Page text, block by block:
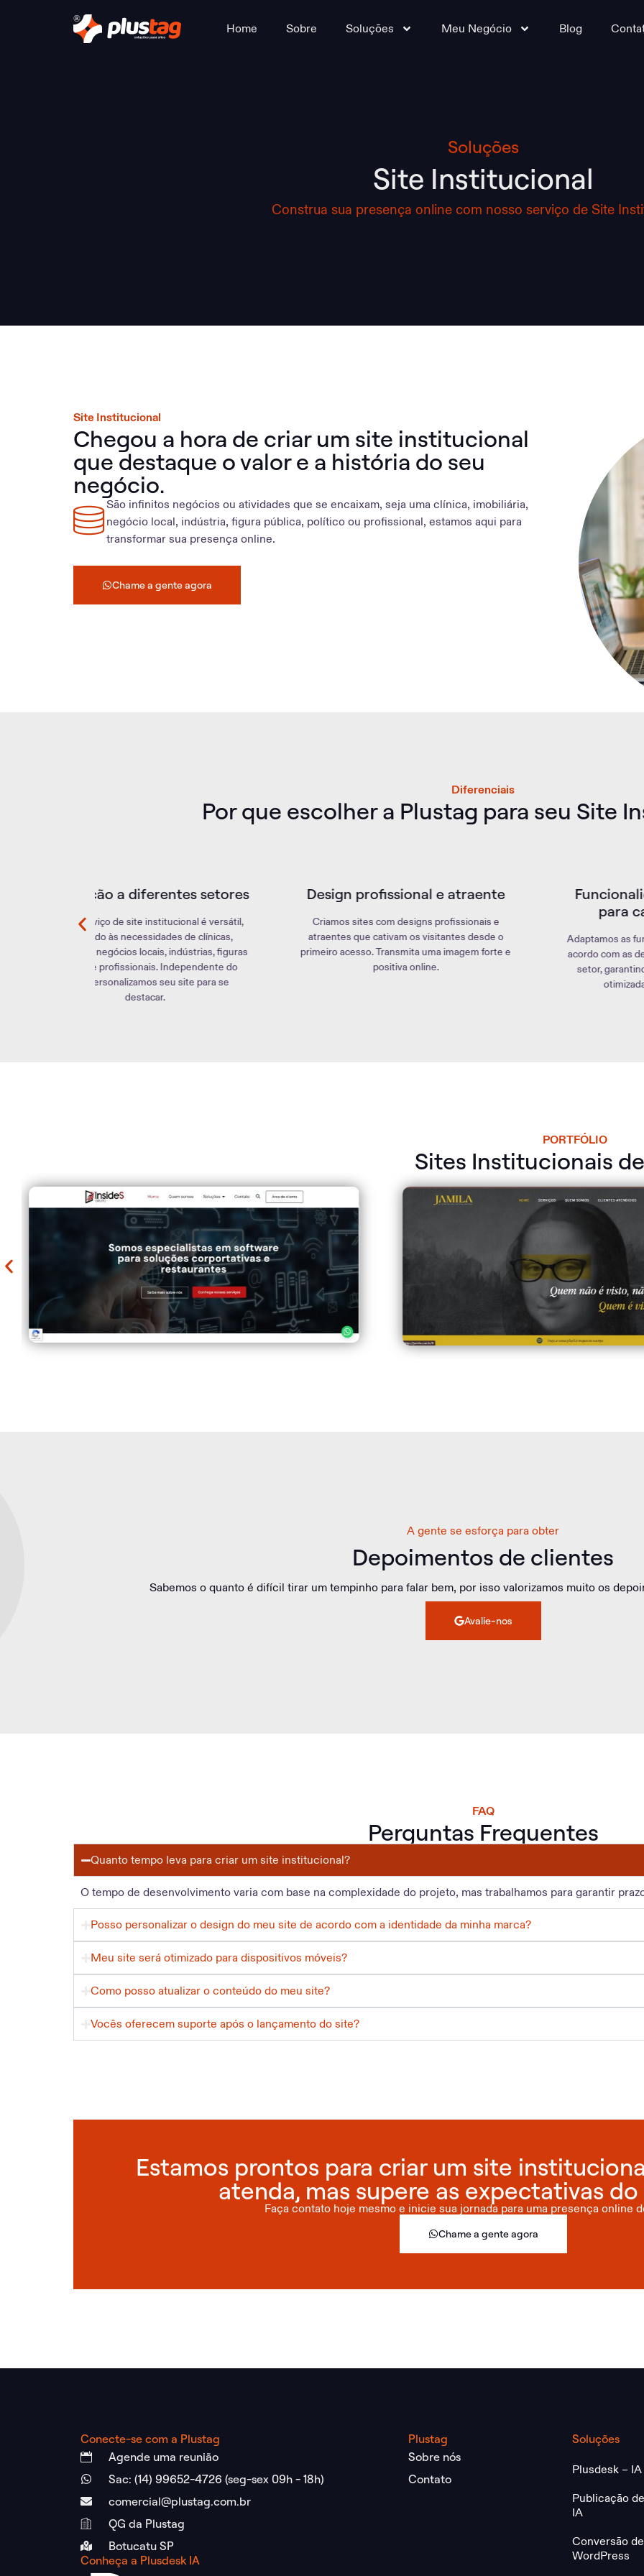
Home Sobre Soluções Meu Negócio Blog
Soluções
Site Institucional
Construa sua presença online com nosso serviço de Site
Site Institucional
Chegou a hora de criar um site institucional
que destaque o valor e a história do seu
negócio.
São infinitos negócios ou atividades que se encaixam, seja uma clínica, imobiliária,
negócio local, indústria, figura pública, político ou profissional, estamos aqui para
transformar sua presença online.
Chame a gente agora
Diferenciais
Por que escolher a Plustag para seu Site
Design profissional e atraente
Criamos sites com designs profissionais e
atraentes que cativam os visitantes desde o
primeiro acesso. Transmita uma imagem forte e
positiva online.
Funcionalidades específicas
Adaptamos as funcionalidades do seu site de
acordo com as demandas específicas do seu
setor, garantindo uma experiência online
PORTFÓLIO
Sites Institucionais
A gente se esforça para obter
Depoimentos de clientes
Sabemos o quanto é difícil tirar um tempinho para falar bem, por isso valorizamos muito os
Avalie-nos
FAQ
Perguntas Frequentes
Quanto tempo leva para criar um site institucional?
O tempo de desenvolvimento varia com base na complexidade do projeto, mas trabalhamos para garantir
Posso personalizar o design do meu site de acordo com a identidade da minha marca?
Meu site será otimizado para dispositivos móveis?
Como posso atualizar o conteúdo do meu site?
Vocês oferecem suporte após o lançamento do site?
Estamos prontos para criar um site
atenda, mas supere as expectativas do
Faça contato hoje mesmo e inicie sua jornada para uma presença online
Chame a gente agora
Conecte-se com a Plustag
Agende uma reunião
Sac: (14) 99652-4726 (seg-sex 09h - 18h)
comercial@plustag.com.br
QG da Plustag
Botucatu SP
Conheça a Plusdesk IA
Plustag
Sobre nós
Contato
Soluções
Plusdesk –
Publicação
IA
Conversão
WordPress